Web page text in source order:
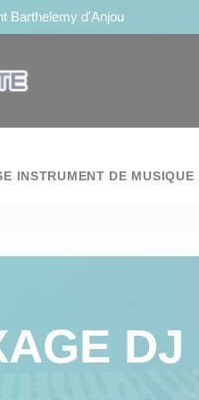
Barthelemy d'Anjou
INSTRUMENT DE MUSIQUE
DJ